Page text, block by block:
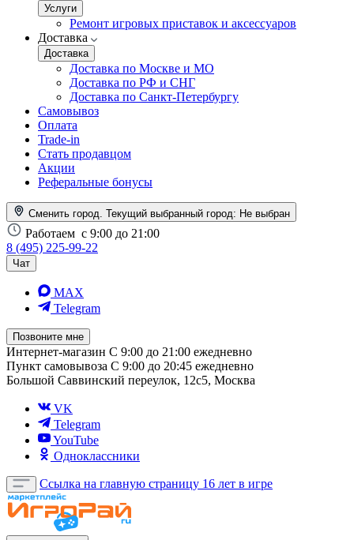
Услуги
Ремонт игровых приставок и аксессуаров
Доставка
Доставка
Доставка по Москве и МО
Доставка по РФ и СНГ
Доставка по Санкт-Петербургу
Самовывоз
Оплата
Trade-in
Стать продавцом
Акции
Реферальные бонусы
Сменить город. Текущий выбранный город: Не выбран
Работаем с 9:00 до 21:00
8 (495) 225-99-22
Чат
MAX
Telegram
Позвоните мне
Интернет-магазин С 9:00 до 21:00 ежедневно
Пункт самовывоза С 9:00 до 20:45 ежедневно
Большой Саввинский переулок, 12с5, Москва
VK
Telegram
YouTube
Одноклассники
Ссылка на главную страницу 16 лет в игре